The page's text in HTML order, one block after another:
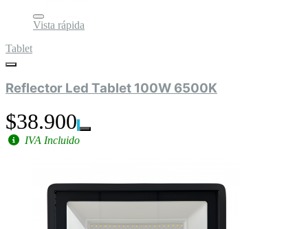
Vista rápida
Tablet
Reflector Led Tablet 100W 6500K
$38.900
IVA Incluido